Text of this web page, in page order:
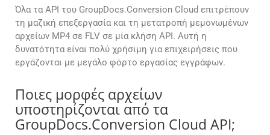
Όλα τα API του GroupDocs.Conversion Cloud επιτρέπουν
τη μαζική επεξεργασία και τη μετατροπή μεμονωμένων
αρχείων MP4 σε FLV σε μία κλήση API. Αυτή η
δυνατότητα είναι πολύ χρήσιμη για επιχειρήσεις που
εργάζονται με μεγάλο φόρτο εργασίας εγγράφων.
Ποιες μορφές αρχείων
υποστηρίζονται από τα
GroupDocs.Conversion Cloud API;